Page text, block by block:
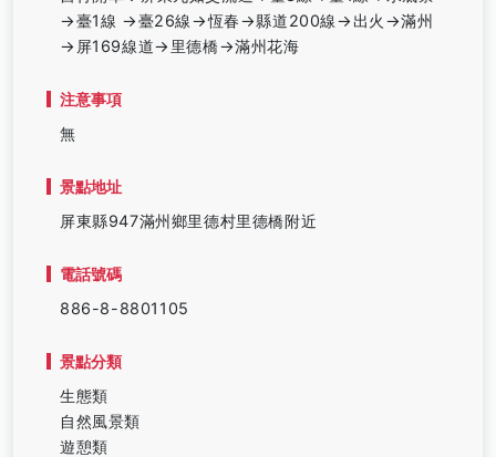
→臺1線 →臺26線→恆春→縣道200線→出火→滿州
→屏169線道→里德橋→滿州花海
注意事項
無
景點地址
屏東縣947滿州鄉里德村里德橋附近
電話號碼
886-8-8801105
景點分類
生態類
自然風景類
遊憩類